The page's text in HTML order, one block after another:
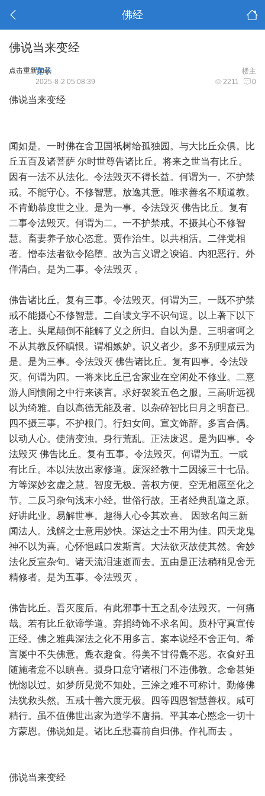
佛经
佛说当来变经
点击重新加载 楼主
宽子
2211 0
2025-8-2 05:08:39
佛说当来变经
闻如是。一时佛在舍卫国祇树给孤独园。与大比丘众俱。比
丘五百及诸菩萨 尔时世尊告诸比丘。将来之世当有比丘。
因有一法不从法化。令法毁灭不得长益。何谓为一。不护禁
戒。不能守心。不修智慧。放逸其意。唯求善名不顺道教。
不肯勤慕度世之业。是为一事。令法毁灭 佛告比丘。复有
二事令法毁灭。何谓为二。一不护禁戒。不摄其心不修智
慧。畜妻养子放心恣意。贾作治生。以共相活。二伴党相
著。憎奉法者欲令陷堕。故为言义谓之谀谄。内犯恶行。外
佯清白。是为二事。令法毁灭 。
佛告诸比丘。复有三事。令法毁灭。何谓为三。一既不护禁
戒不能摄心不修智慧。二自读文字不识句逗。以上著下以下
著上。头尾颠倒不能解了义之所归。自以为是。三明者呵之
不从其教反怀瞋恨。谓相嫉妒。识义者少。多不别理咸云为
是。是为三事。令法毁灭 佛告诸比丘。复有四事。令法毁
灭。何谓为四。一将来比丘已舍家业在空闲处不修业。二憙
游人间愦闹之中行来谈言。求好袈裟五色之服。三高听远视
以为绮雅。自以高德无能及者。以杂碎智比日月之明畜已。
四不摄三事。不护根门。行妇女间。宣文饰辞。多言合偶。
以动人心。使清变浊。身行荒乱。正法废迟。是为四事。令
法毁灭 佛告比丘。复有五事。令法毁灭。何谓为五。一或
有比丘。本以法故出家修道。废深经教十二因缘三十七品。
方等深妙玄虚之慧。智度无极。善权方便。空无相愿至化之
节。二反习杂句浅末小经。世俗行故。王者经典乱道之原。
好讲此业。易解世事。趣得人心令其欢喜。 因致名闻三新
闻法人。浅解之士意用妙快。深达之士不用为佳。四天龙鬼
神不以为喜。心怀悒戚口发斯言。大法欲灭故使其然。舍妙
法化反宣杂句。诸天流泪速逝而去。五由是正法稍稍见舍无
精修者。是为五事。令法毁灭 。
佛告比丘。吾灭度后。有此邪事十五之乱令法毁灭。一何痛
哉。若有比丘欲谛学道。弃捐绮饰不求名闻。质朴守真宣传
正经。佛之雅典深法之化不用多言。案本说经不舍正句。希
言屡中不失佛意。麁衣趣食。得美不甘得麁不恶。衣食好丑
随施者意不以瞋喜。摄身口意守诸根门不违佛教。念命甚矩
恍惚以过。如梦所见觉不知处。三涂之难不可称计。勤修佛
法犹救头然。五戒十善六度无极。四等四恩智慧善权。咸可
精行。虽不值佛世出家为道学不唐捐。平其本心愍念一切十
方蒙恩。佛说如是。诸比丘悲喜前自归佛。作礼而去 。
佛说当来变经